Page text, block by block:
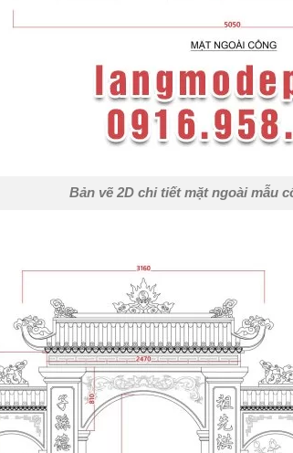
Bản vẽ 2D chi tiết mặt ngoài mẫu